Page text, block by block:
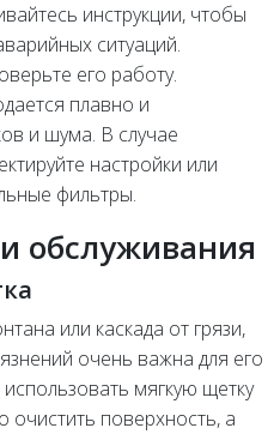
инструкции, чтобы
ситуаций.
его работу.
плавно и
и шума. В случае
настройки или
фильтры.
обслуживания
или каскада от грязи,
очень важна для его
мягкую щетку
очистить поверхность, а